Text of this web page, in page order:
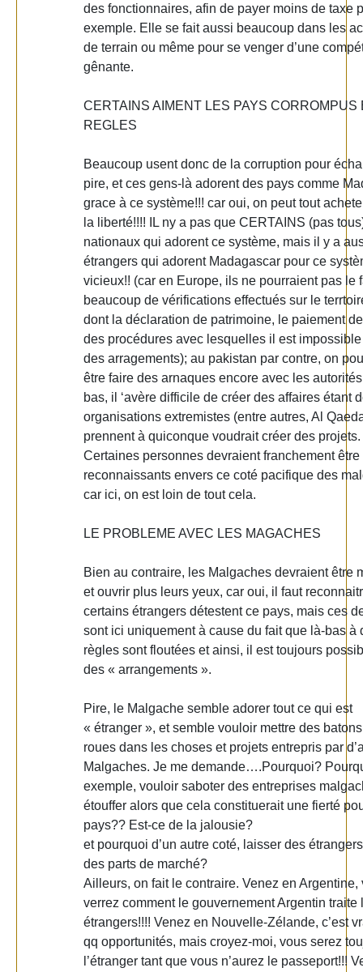
des fonctionnaires, afin de payer moins de taxe
exemple. Elle se fait aussi beaucoup dans les
de terrain ou même pour se venger d’une
gênante.
CERTAINS AIMENT LES PAYS CORROMPUS
REGLES
Beaucoup usent donc de la corruption pour
pire, et ces gens-là adorent des pays comme
grace à ce système!!! car oui, on peut tout
la liberté!!!! IL ny a pas que CERTAINS (pas
nationaux qui adorent ce système, mais il y a
étrangers qui adorent Madagascar pour ce
vicieux!! (car en Europe, ils ne pourraient pas le
beaucoup de vérifications effectués sur le
dont la déclaration de patrimoine, le paiement
des procédures avec lesquelles il est
des arragements); au pakistan par contre, on
être faire des arnaques encore avec les
bas, il ‘avère difficile de créer des affaires étant
organisations extremistes (entre autres, Al
prennent à quiconque voudrait créer des projets.
Certaines personnes devraient franchement être
reconnaissants envers ce coté pacifique des
car ici, on est loin de tout cela.
LE PROBLEME AVEC LES MAGACHES
Bien au contraire, les Malgaches devraient être
et ouvrir plus leurs yeux, car oui, il faut
certains étrangers détestent ce pays, mais ces
sont ici uniquement à cause du fait que là-bas à
règles sont floutées et ainsi, il est toujours
des « arrangements ».
Pire, le Malgache semble adorer tout ce qui est
« étranger », et semble vouloir mettre des
roues dans les choses et projets entrepris par
Malgaches. Je me demande….Pourquoi?
exemple, vouloir saboter des entreprises
étouffer alors que cela constituerait une fierté
pays?? Est-ce de la jalousie?
et pourquoi d’un autre coté, laisser des
des parts de marché?
Ailleurs, on fait le contraire. Venez en Argentine,
verrez comment le gouvernement Argentin traite
étrangers!!!! Venez en Nouvelle-Zélande, c’est
qq opportunités, mais croyez-moi, vous serez
l’étranger tant que vous n’aurez le passeport!!!